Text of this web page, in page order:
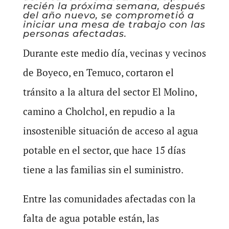
recién la próxima semana, después
del año nuevo, se comprometió a
iniciar una mesa de trabajo con las
personas afectadas.
Durante este medio día, vecinas y vecinos
de Boyeco, en Temuco, cortaron el
tránsito a la altura del sector El Molino,
camino a Cholchol, en repudio a la
insostenible situación de acceso al agua
potable en el sector, que hace 15 días
tiene a las familias sin el suministro.
Entre las comunidades afectadas con la
falta de agua potable están, las